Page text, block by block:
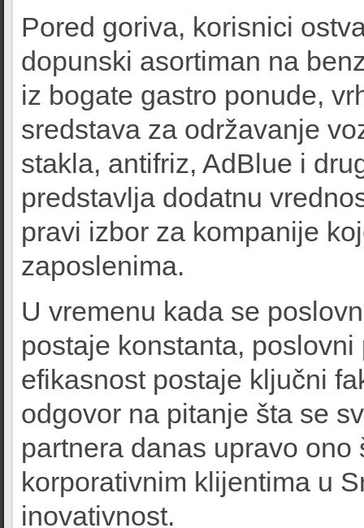
Pored goriva, korisnici
dopunski asortiman na
iz bogate gastro ponude,
sredstava za održavanje
stakla, antifriz, AdBlue i
predstavlja dodatnu
pravi izbor za kompanije
zaposlenima.
U vremenu kada se
postaje konstanta,
efikasnost postaje ključni
odgovor na pitanje šta se
partnera danas upravo
korporativnim klijentima u
inovativnost.